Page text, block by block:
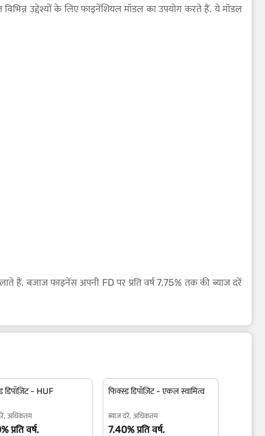
उद्देश्यों के लिए फाइनेंशियल मॉडल का उपयोग करते हैं. ये मॉडल
हैं. बजाज फाइनेंस अपनी FD पर प्रति वर्ष 7.75% तक की ब्याज दरें
डिपॉज़िट - HUF
अधिकतम
प्रति वर्ष.
फिक्स्ड डिपॉज़िट - एकल स्वामित्व
ब्याज दरें, अधिकतम
7.40% प्रति वर्ष.